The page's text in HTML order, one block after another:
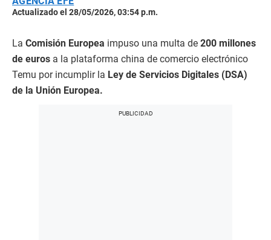
Actualizado el 28/05/2026, 03:54 p.m.
La Comisión Europea impuso una multa de 200 millones
de euros a la plataforma china de comercio electrónico
Temu por incumplir la Ley de Servicios Digitales (DSA)
de la Unión Europea.